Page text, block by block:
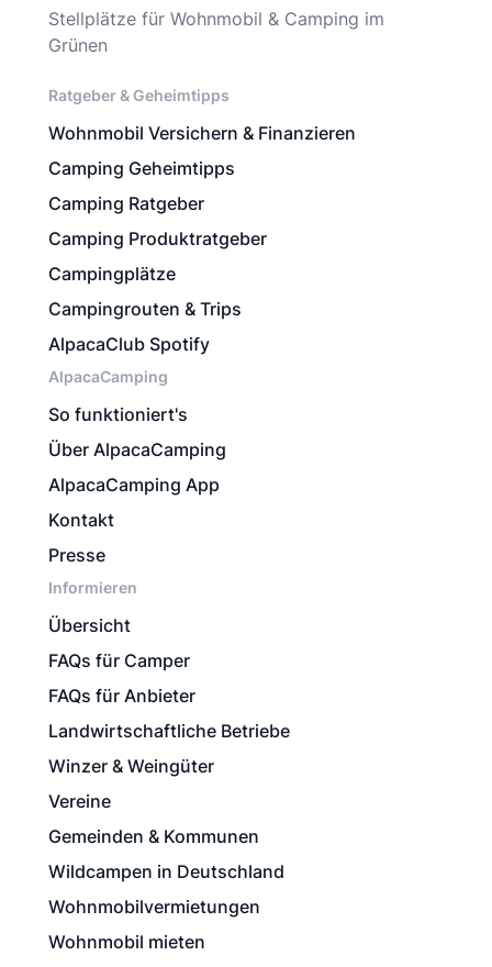
Stellplätze für Wohnmobil & Camping im
Grünen
Ratgeber & Geheimtipps
Wohnmobil Versichern & Finanzieren
Camping Geheimtipps
Camping Ratgeber
Camping Produktratgeber
Campingplätze
Campingrouten & Trips
AlpacaClub Spotify
AlpacaCamping
So funktioniert's
Über AlpacaCamping
AlpacaCamping App
Kontakt
Presse
Informieren
Übersicht
FAQs für Camper
FAQs für Anbieter
Landwirtschaftliche Betriebe
Winzer & Weingüter
Vereine
Gemeinden & Kommunen
Wildcampen in Deutschland
Wohnmobilvermietungen
Wohnmobil mieten